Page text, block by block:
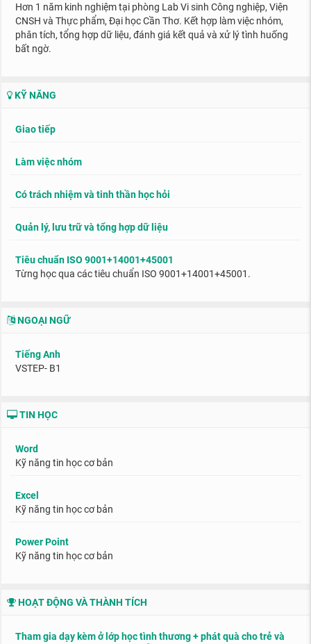
Hơn 1 năm kinh nghiệm tại phòng Lab Vi sinh Công nghiệp, Viện
CNSH và Thực phẩm, Đại học Cần Thơ. Kết hợp làm việc nhóm,
phân tích, tổng hợp dữ liệu, đánh giá kết quả và xử lý tình huống
bất ngờ.
KỸ NĂNG
Giao tiếp
Làm việc nhóm
Có trách nhiệm và tinh thần học hỏi
Quản lý, lưu trữ và tổng hợp dữ liệu
Tiêu chuẩn ISO 9001+14001+45001
Từng học qua các tiêu chuẩn ISO 9001+14001+45001.
NGOẠI NGỮ
Tiếng Anh
VSTEP- B1
TIN HỌC
Word
Kỹ năng tin học cơ bản
Excel
Kỹ năng tin học cơ bản
Power Point
Kỹ năng tin học cơ bản
HOẠT ĐỘNG VÀ THÀNH TÍCH
Tham gia dạy kèm ở lớp học tình thương + phát quà cho trẻ và